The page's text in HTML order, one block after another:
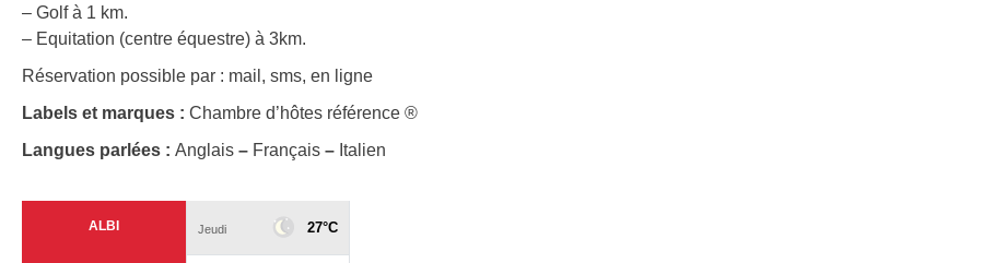
– Golf à 1 km.
– Equitation (centre équestre) à 3km.
Réservation possible par : mail, sms, en ligne
Labels et marques : Chambre d’hôtes référence ®
Langues parlées : Anglais – Français – Italien